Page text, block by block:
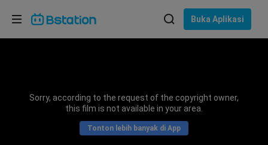
Buka Aplikasi
Sorry, according to the request of the copyright owner,
this film is not available in your area.
Tonton lebih banyak di App
Pilih bahasa
Bahasa Indonesia